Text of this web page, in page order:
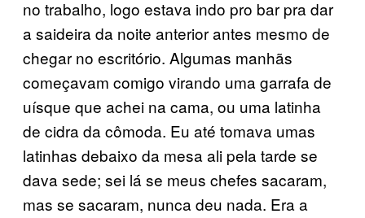
no trabalho, logo estava indo pro bar pra dar
a saideira da noite anterior antes mesmo de
chegar no escritório. Algumas manhãs
começavam comigo virando uma garrafa de
uísque que achei na cama, ou uma latinha
de cidra da cômoda. Eu até tomava umas
latinhas debaixo da mesa ali pela tarde se
dava sede; sei lá se meus chefes sacaram,
mas se sacaram, nunca deu nada. Era a